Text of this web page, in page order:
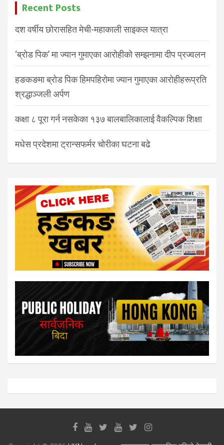
Recent Posts
दश वर्षीय छोरासहित मेची-महाकाली साइकल यात्रा
‘ब्रोड पिक’ मा ज्यान गुमाएका आरोहीको सम्झनामा दीप प्रज्वलन
हङकङमा ब्रोड पिक हिमपहिरोमा ज्यान गुमाएका आरोहीहरूप्रति
श्रद्धाञ्जली अर्पण
कक्षा ८ पूरा गर्न नसकेका १३७ बालबालिकालाई वैकल्पिक शिक्षा
मधेस प्रदेशमा ट्रान्सफर्मर चोरीका घटना बढे